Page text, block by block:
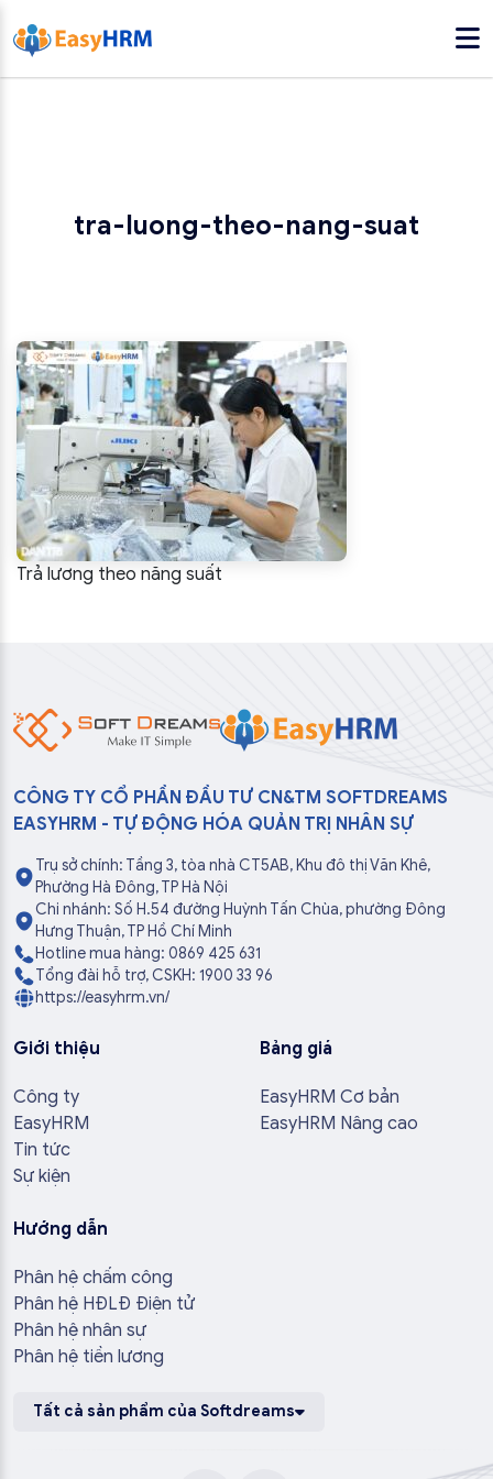
tra-luong-theo-nang-suat
Trả lương theo năng suất
CÔNG TY CỔ PHẦN ĐẦU TƯ CN&TM SOFTDREAMS
EASYHRM - TỰ ĐỘNG HÓA QUẢN TRỊ NHÂN SỰ
Trụ sở chính: Tầng 3, tòa nhà CT5AB, Khu đô thị Văn Khê,
Phường Hà Đông, TP Hà Nội
Chi nhánh: Số H.54 đường Huỳnh Tấn Chùa, phường Đông
Hưng Thuận, TP Hồ Chí Minh
Hotline mua hàng: 0869 425 631
Tổng đài hỗ trợ, CSKH: 1900 33 96
https://easyhrm.vn/
Giới thiệu
Công ty
EasyHRM
Tin tức
Sự kiện
Bảng giá
EasyHRM Cơ bản
EasyHRM Nâng cao
Hướng dẫn
Phân hệ chấm công
Phân hệ HĐLĐ Điện tử
Phân hệ nhân sự
Phân hệ tiền lương
Tất cả sản phẩm của Softdreams